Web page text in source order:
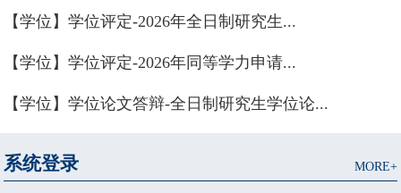
【学位】学位评定-2026年全日制研究生...
【学位】学位评定-2026年同等学力申请...
【学位】学位论文答辩-全日制研究生学位论...
MORE+
系统登录